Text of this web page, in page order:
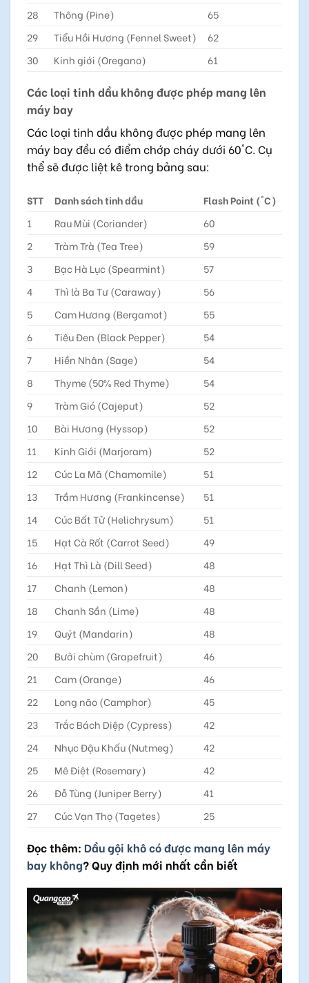
28
Thông (Pine)
65
29
Tiểu Hồi Hương (Fennel Sweet)
62
30
Kinh giới (Oregano) 61
Các loại tinh dầu không được phép mang lên
máy bay
Các loại tinh dầu không được phép mang lên
máy bay đều có điểm chớp cháy dưới 60°C. Cụ
thể sẽ được liệt kê trong bảng sau:
STT Danh sách tinh dầu
Flash Point (°C)
1
Rau Mùi (Coriander)
60
2
Tràm Trà (Tea Tree)
59
3
Bạc Hà Lục (Spearmint)
57
4
Thì là Ba Tư (Caraway)
56
5
Cam Hương (Bergamot)
55
6
Tiêu Đen (Black Pepper)
54
7
Hiền Nhân (Sage)
54
8
Thyme (50% Red Thyme)
54
9
Tràm Gió (Cajeput)
52
10
Bài Hương (Hyssop)
52
11
Kinh Giới (Marjoram)
52
12
Cúc La Mã (Chamomile)
51
13
Trầm Hương (Frankincense)
51
14
Cúc Bất Tử (Helichrysum)
51
15
Hạt Cà Rốt (Carrot Seed)
49
16
Hạt Thì Là (Dill Seed)
48
17
Chanh (Lemon)
48
18
Chanh Sần (Lime)
48
19
Quýt (Mandarin)
48
20
Bưởi chùm (Grapefruit)
46
21
Cam (Orange)
46
22
Long não (Camphor)
45
23
Trắc Bách Diệp (Cypress)
42
24
Nhục Đậu Khấu (Nutmeg)
42
25
Mê Điệt (Rosemary)
42
26
Đỗ Tùng (Juniper Berry)
41
27
Cúc Vạn Thọ (Tagetes) 25
Đọc thêm: Dầu gội khô có được mang lên máy
bay không? Quy định mới nhất cần biết